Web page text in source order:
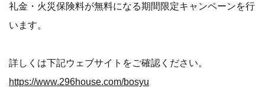
礼金・火災保険料が無料になる期間限定キャンペーンを行
います。
詳しくは下記ウェブサイトをご確認ください。
https://www.296house.com/bosyu